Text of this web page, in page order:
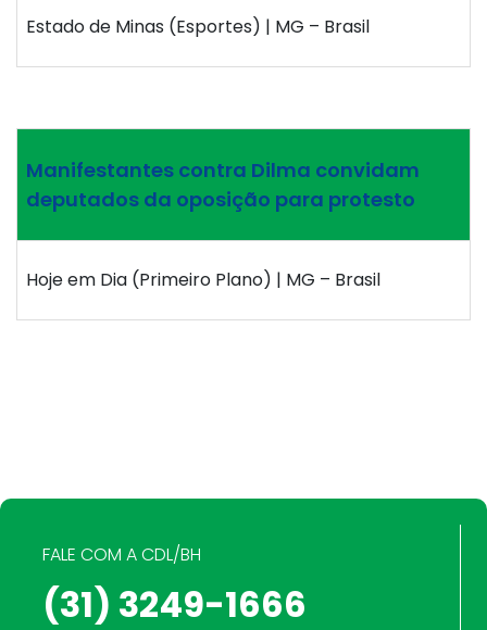
Estado de Minas (Esportes) | MG – Brasil
Manifestantes contra Dilma convidam
deputados da oposição para protesto
Hoje em Dia (Primeiro Plano) | MG – Brasil
FALE COM A CDL/BH
(31) 3249-1666